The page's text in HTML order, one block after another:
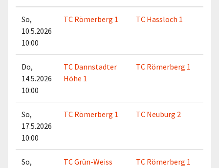
So,
10.5.2026
10:00
TC Römerberg 1 TC Hassloch 1
Do,
14.5.2026
10:00
TC Dannstadter
Höhe 1
TC Römerberg 1
So,
17.5.2026
10:00
TC Römerberg 1 TC Neuburg 2
So,
TC Grün-Weiss
TC Römerberg 1